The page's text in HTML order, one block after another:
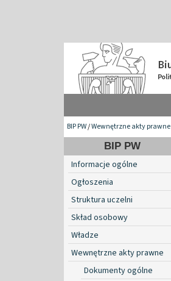
BIP PW/Wewnętrzne akty prawne
BIP PW
Informacje ogólne
Ogłoszenia
Struktura uczelni
Skład osobowy
Władze
Wewnętrzne akty prawne
Dokumenty ogólne